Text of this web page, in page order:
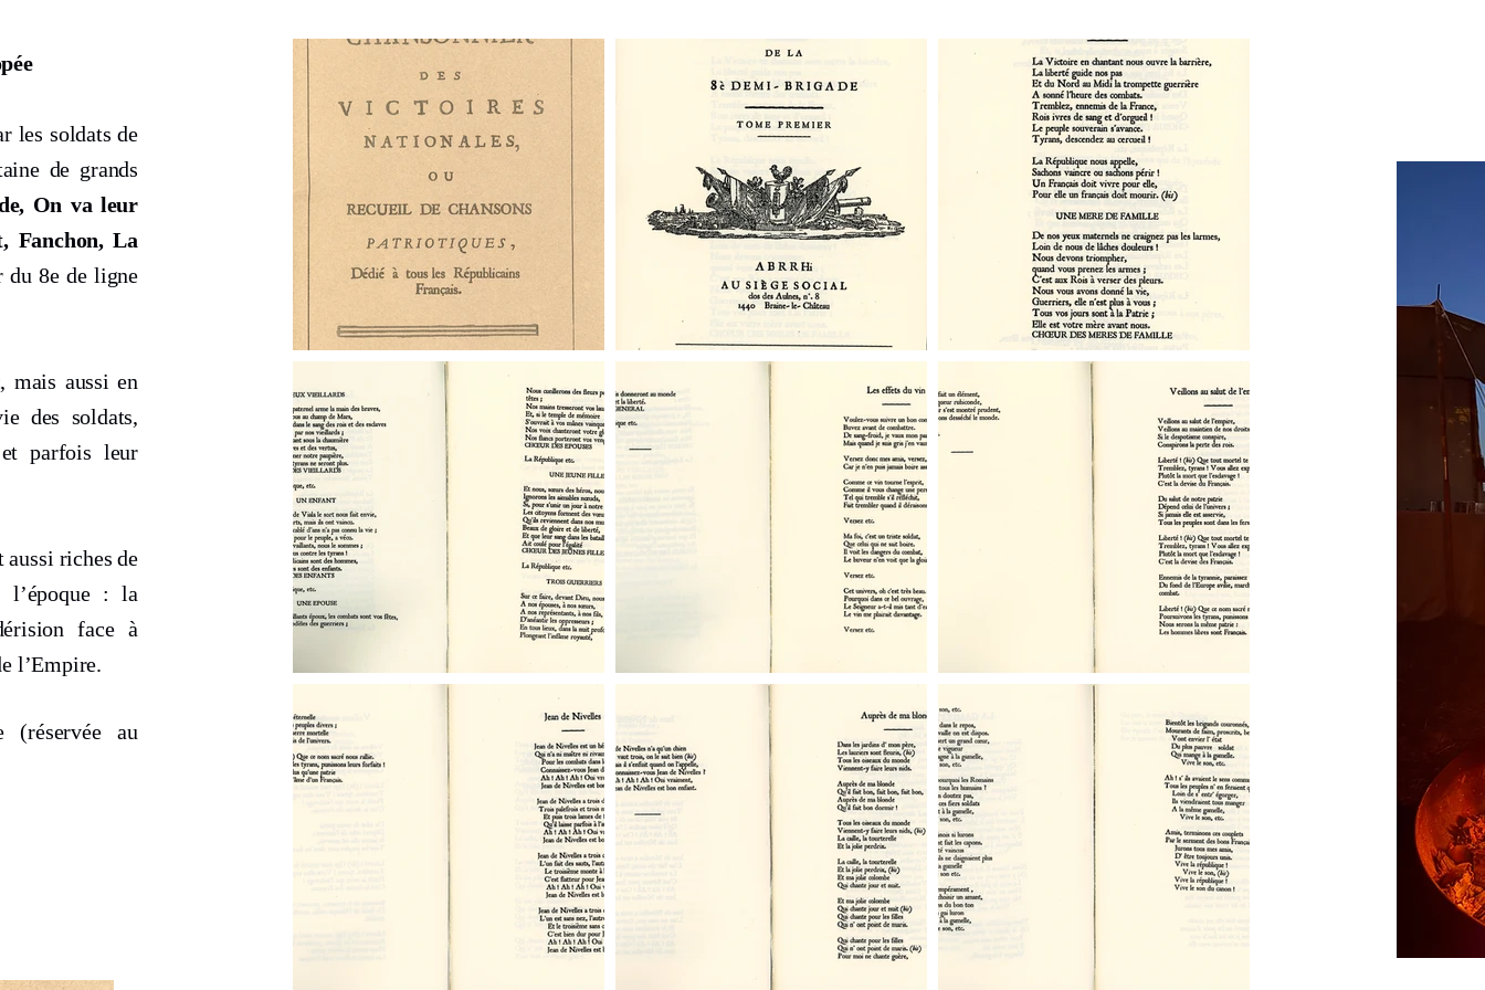
les soldats de
de grands
On va leur
Fanchon, La
du 8e de ligne
mais aussi en
des soldats,
parfois leur
riches de
l’époque : la
face à
l’Empire.
(réservée au